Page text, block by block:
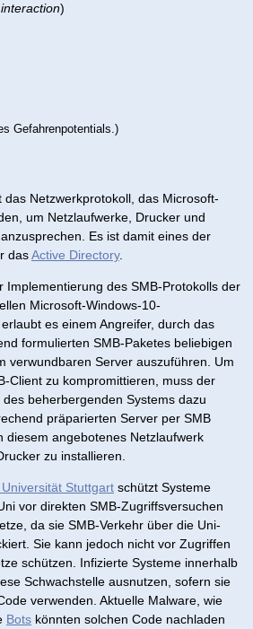
)
Gefahrenpotentials.)
das Netzwerkprotokoll, das Microsoft-
um Netzlaufwerke, Drucker und
Es ist damit eines der
dasActive Directory.
Implementierung des SMB-Protokolls der
Microsoft-Windows-10-
es einem Angreifer, durch das
formulierten SMB-Paketes beliebigen
verwundbaren Server auszuführen. Um
Client zu kompromittieren, muss der
beherbergenden Systems dazu
präparierten Server per SMB
diesem angebotenes Netzlaufwerk
zu installieren.
Stuttgart schützt Systeme
vor direkten SMB-Zugriffsversuchen
da sie SMB-Verkehr über die Uni-
Sie kann jedoch nicht vor Zugriffen
schützen. Infizierte Systeme innerhalb
Schwachstelle ausnutzen, sofern sie
verwenden. Aktuelle Malware, wie
Bots könnten solchen Code nachladen